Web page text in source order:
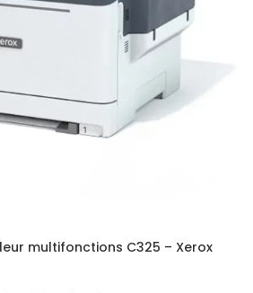
multifonctions C325 – Xerox